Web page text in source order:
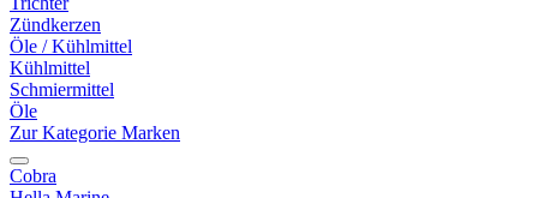
Zündkerzen
Öle / Kühlmittel
Kühlmittel
Schmiermittel
Öle
Zur Kategorie Marken
Cobra